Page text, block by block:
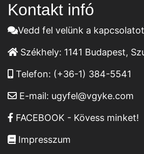
Kontakt infó
Vedd fel velünk a
Székhely: 1141 Budapest,
Telefon: (+36-1) 384-5541
E-mail: ugyfel@vgyke.com
FACEBOOK - Kövess minket!
Impresszum